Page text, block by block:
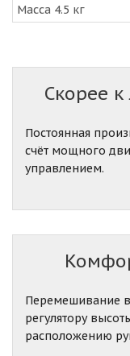
Масса 4.5 кг
Скорее к
Постоянная
счёт мощного
управлением.
Перемешивание
регулятору
расположению